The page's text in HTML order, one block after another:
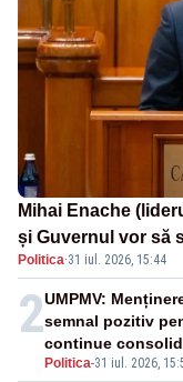
Mihai Enache
și Guvernul vor să
pentru a stinge
Politica·31 iul. 2026, 15:44
2
Politica-31 iul. 2026,
UMPMV:
semnal pozitiv
continue
financiare